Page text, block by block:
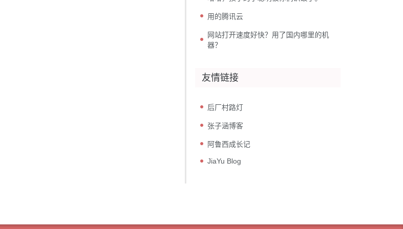
用的腾讯云
网站打开速度好快？用了国内哪里的机
器？
友情链接
后厂村路灯
张子涵博客
阿鲁西成长记
JiaYu Blog